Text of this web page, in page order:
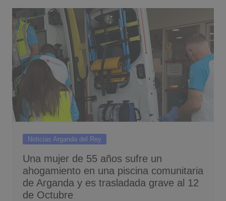
Noticias Arganda del Rey
Una mujer de 55 años sufre un
ahogamiento en una piscina comunitaria
de Arganda y es trasladada grave al 12
de Octubre